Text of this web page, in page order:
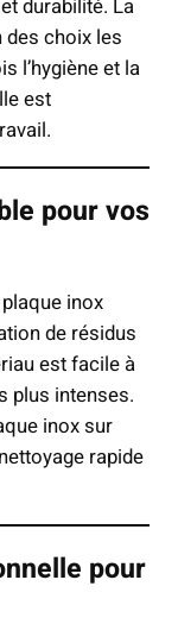
durabilité. La
des choix les
l’hygiène et la
est
pour vos
inox
de résidus
est facile à
plus intenses.
inox sur
rapide
pour